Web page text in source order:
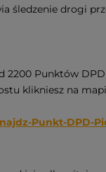
śledzenie drogi
2200 Punktów
klikniesz na
Punkt-DPD-